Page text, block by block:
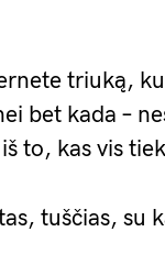
triuką,
bet kada –
to, kas vis
tuščias, su